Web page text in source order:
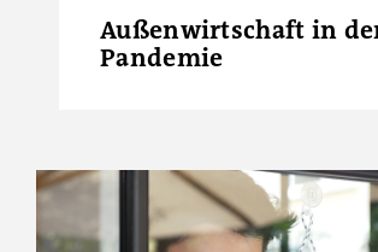
Außenwirtschaft in
Pandemie